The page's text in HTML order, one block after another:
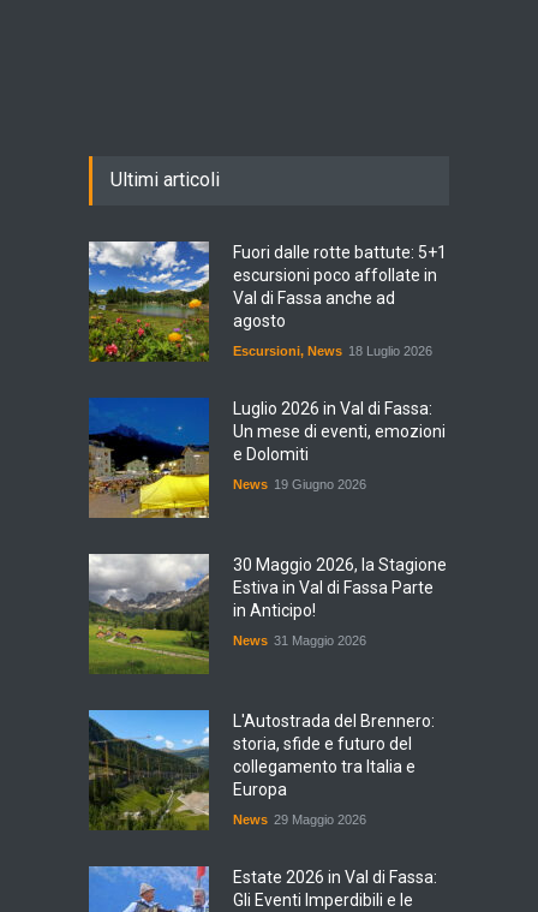
Ultimi articoli
Fuori dalle rotte battute: 5+1
escursioni poco affollate in
Val di Fassa anche ad
agosto
Escursioni, News 18 Luglio 2026
Luglio 2026 in Val di Fassa:
Un mese di eventi, emozioni
e Dolomiti
News 19 Giugno 2026
30 Maggio 2026, la Stagione
Estiva in Val di Fassa Parte
in Anticipo!
News 31 Maggio 2026
L'Autostrada del Brennero:
storia, sfide e futuro del
collegamento tra Italia e
Europa
News 29 Maggio 2026
Estate 2026 in Val di Fassa:
Gli Eventi Imperdibili e le